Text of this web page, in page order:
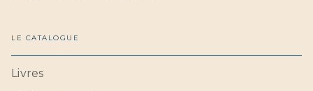
LE CATALOGUE
Livres